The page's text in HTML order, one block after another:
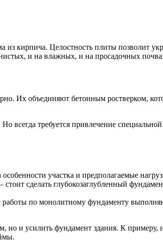
кирпича. Целостность плиты позволит
и на влажных, и на просадочных
Их объединяют бетонным ростверком,
всегда требуется привлечение
участка и предполагаемые
сделать глубокозаглубленный
работы по монолитному фундаменту
и усилить фундамент здания. К примеру,